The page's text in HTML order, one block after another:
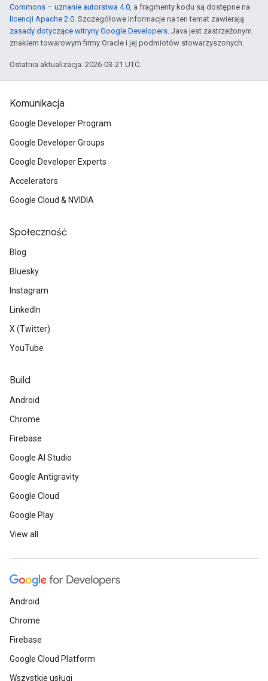
Commons – uznanie autorstwa 4.0, a fragmenty kodu są dostępne na
licencji Apache 2.0. Szczegółowe informacje na ten temat zawierają
zasady dotyczące witryny Google Developers. Java jest zastrzeżonym
znakiem towarowym firmy Oracle i jej podmiotów stowarzyszonych.
Ostatnia aktualizacja: 2026-03-21 UTC.
Komunikacja
Google Developer Program
Google Developer Groups
Google Developer Experts
Accelerators
Google Cloud & NVIDIA
Społeczność
Blog
Bluesky
Instagram
LinkedIn
X (Twitter)
YouTube
Build
Android
Chrome
Firebase
Google AI Studio
Google Antigravity
Google Cloud
Google Play
View all
Android
Chrome
Firebase
Google Cloud Platform
Wszystkie usługi